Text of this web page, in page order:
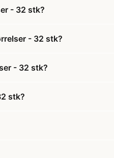
- 32 stk?
- 32 stk?
- 32 stk?
stk?